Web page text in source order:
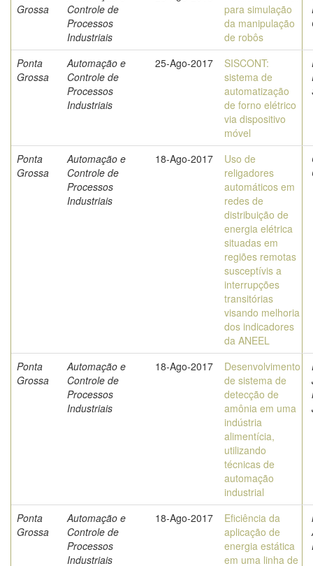
Grossa
Controle de
Processos
Industriais
para simulação
da manipulação
de robôs
Ponta
Grossa
Automação e
Controle de
Processos
Industriais
25-Ago-2017
SISCONT:
sistema de
automatização
de forno elétrico
via dispositivo
móvel
Ponta
Grossa
Automação e
Controle de
Processos
Industriais
18-Ago-2017
Uso de
religadores
automáticos em
redes de
distribuição de
energia elétrica
situadas em
regiões remotas
susceptívis a
interrupções
transitórias
visando melhoria
dos indicadores
da ANEEL
Ponta
Grossa
Automação e
Controle de
Processos
Industriais
18-Ago-2017
Desenvolvimento
de sistema de
detecção de
amônia em uma
indústria
alimentícia,
utilizando
técnicas de
automação
industrial
Ponta
Grossa
Automação e
Controle de
Processos
Industriais
18-Ago-2017
Eficiência da
aplicação de
energia estática
em uma linha de